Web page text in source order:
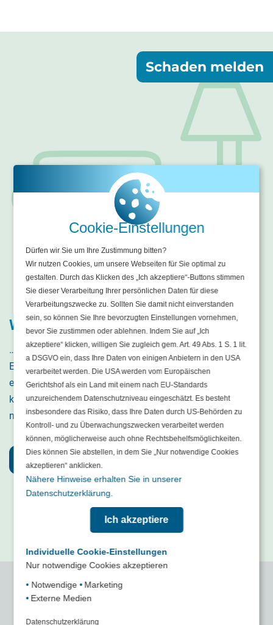
Weil guter Rat teuer ist …
… sichern Sie ihr Hab und Gut ab. Wir springen bei
Einbruch-, Fahrraddiebstahl-, Brand- oder Wasserschaden
ein. Lassen Sie sich von unserem Angebot überzeugen,
klicken Sie für weitere Informationen auf den
nachstehenden Button.
Hausratversicherung
Schaden melden
Cookie-Einstellungen
Dürfen wir Sie um Ihre Zustimmung bitten?
Wir nutzen Cookies, um unsere Webseiten für Sie optimal zu
gestalten. Durch das Klicken des „Ich akzeptiere“-Buttons stimmen
Sie dieser Verarbeitung Ihrer persönlichen Daten für diese
Verarbeitungszwecke zu. Sollten Sie damit nicht einverstanden
sein, so können Sie Ihre bevorzugten Einstellungen vornehmen,
bevor Sie zustimmen oder ablehnen. Indem Sie auf „Ich
akzeptiere“ klicken, willigen Sie zugleich gem. Art. 49 Abs. 1 S. 1 lit.
a DSGVO ein, dass Ihre Daten von einigen Anbietern in den USA
verarbeitet werden. Die USA werden vom Europäischen
Gerichtshof als ein Land mit einem nach EU-Standards
unzureichendem Datenschutzniveau eingeschätzt. Es besteht
insbesondere das Risiko, dass Ihre Daten durch US-Behörden zu
Kontroll- und zu Überwachungszwecken verarbeitet werden
können, möglicherweise auch ohne Rechtsbehelfsmöglichkeiten.
Dies können Sie abstellen, in dem Sie „Nur notwendige Cookies
akzeptieren“ anklicken.
Nähere Hinweise erhalten Sie in unserer
Datenschutzerklärung.
Ich akzeptiere
Individuelle Cookie-Einstellungen
Nur notwendige Cookies akzeptieren
•Notwendige • Marketing
• Externe Medien
Datenschutzerklärung